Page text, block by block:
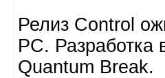
Релиз Control
PC. Разработка
Quantum Break.